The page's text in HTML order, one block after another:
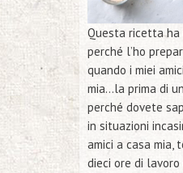
Questa ricetta ha
perché l’ho
quando i miei
mia…la prima di
perché dovete
in situazioni
amici a casa mia,
dieci ore di lavoro